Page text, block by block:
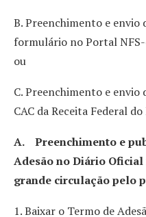
B. Preenchimento e envio
formulário no Portal
ou
C. Preenchimento e envio
CAC da Receita Federal
A. Preenchimento e
Adesão no Diário
grande circulação pelo
1. Baixar o Termo de